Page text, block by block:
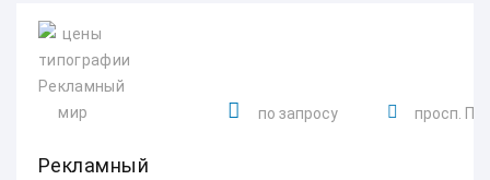
Рекламный
по запросу просп.